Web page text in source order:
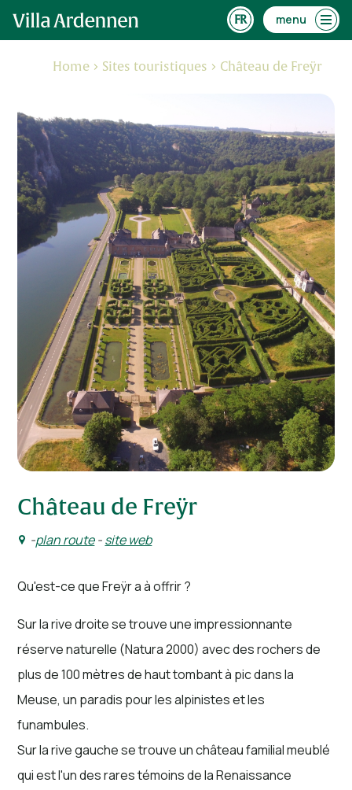
menu
Home Sites touristiques Château de Freÿr
Château de Freÿr
-plan route -site web
Qu'est-ce que Freÿr a à offrir ?
Sur la rive droite se trouve une impressionnante
réserve naturelle (Natura 2000) avec des rochers de
plus de 100 mètres de haut tombant à pic dans la
Meuse, un paradis pour les alpinistes et les
funambules.
Sur la rive gauche se trouve un château familial meublé
qui est l'un des rares témoins de la Renaissance